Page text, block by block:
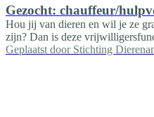
Gezocht: chauffeur/
Hou jij van dieren en wil je ze
zijn? Dan is deze
Geplaatst door Stichting